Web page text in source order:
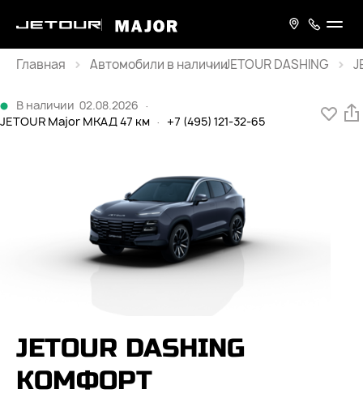
Главная
JETOUR DASHING
В наличии 02.08.2026 ·
JETOUR Major МКАД 47 км · +7 (495) 121-32-65
JETOUR DASHING
КОМФОРТ